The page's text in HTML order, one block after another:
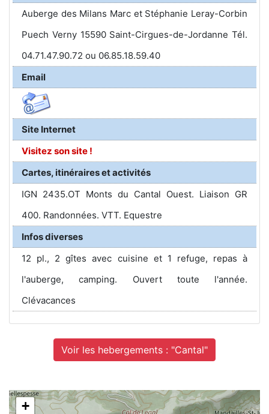
Auberge des Milans Marc et Stéphanie Leray-Corbin
Puech Verny 15590 Saint-Cirgues-de-Jordanne Tél.
04.71.47.90.72 ou 06.85.18.59.40
Email
Site Internet
Visitez son site !
Cartes, itinéraires et activités
IGN 2435.OT Monts du Cantal Ouest. Liaison GR
400. Randonnées. VTT. Equestre
Infos diverses
12 pl., 2 gîtes avec cuisine et 1 refuge, repas à
l'auberge, camping. Ouvert toute l'année.
Clévacances
Voir les hebergements : "Cantal"
+